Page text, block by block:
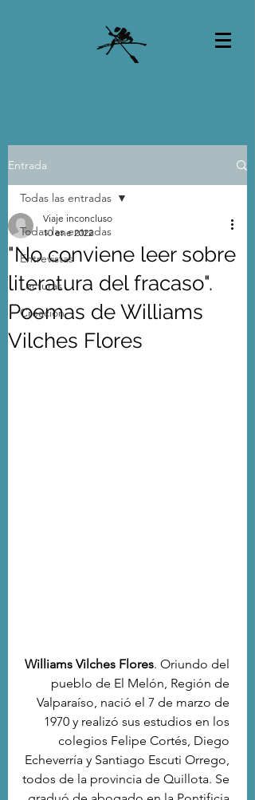
Entrada
Todas las entradas
Entrevistas
Lecturas
Creación
Todas las entradas
"No conviene leer sobre
literatura del fracaso".
Poemas de Williams
Vilches Flores
Viaje inconcluso
10 ene 2022
Williams Vilches Flores. Oriundo del
pueblo de El Melón, Región de
Valparaíso, nació el 7 de marzo de
1970 y realizó sus estudios en los
colegios Felipe Cortés, Diego
Echeverría y Santiago Escuti Orrego,
todos de la provincia de Quillota. Se